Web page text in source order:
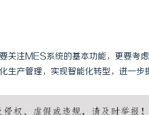
关注MES系统的基本功能，更要考
生产管理，实现智能化转型，进一步